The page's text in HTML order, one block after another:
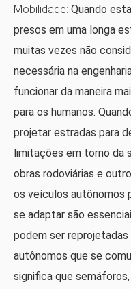
Mobilidade: Quando
presos em uma longa
muitas vezes não
necessária na
funcionar da maneira
para os humanos.
projetar estradas para
limitações em torno da
obras rodoviárias e
os veículos autônomos
se adaptar são
podem ser
autônomos que se
significa que